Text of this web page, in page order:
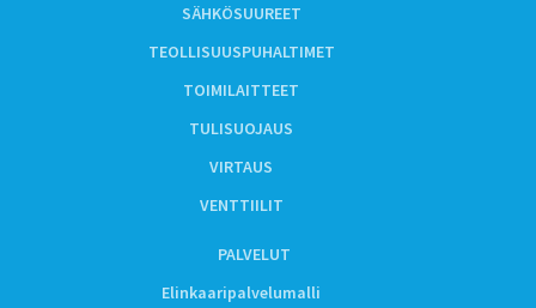
SÄHKÖSUUREET
TEOLLISUUSPUHALTIMET
TOIMILAITTEET
TULISUOJAUS
VIRTAUS
VENTTIILIT
PALVELUT
Elinkaaripalvelumalli